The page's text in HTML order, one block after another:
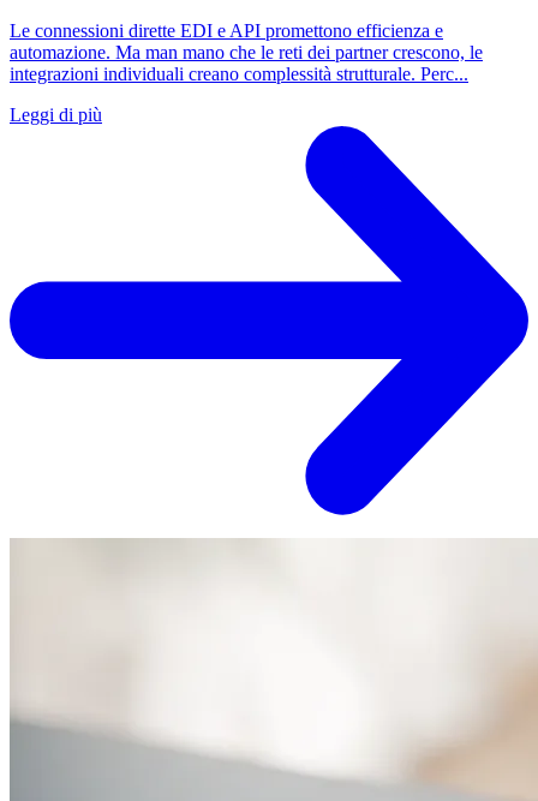
Le connessioni dirette EDI e API promettono efficienza e
automazione. Ma man mano che le reti dei partner crescono, le
integrazioni individuali creano complessità strutturale. Perc...
Leggi di più